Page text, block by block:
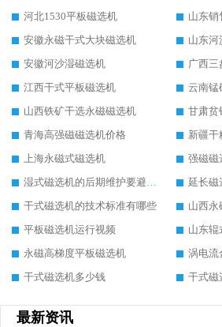
河北1530平板磁选机
山东销
安徽永磁干式大块磁选机
山东河
安徽河沙湿磁选机
广西三
江西干式平板磁选机
云南锰
山西铁矿干选永磁磁选机
甘肃贫
青海高强磁磁选机价格
新疆干
上海永磁式磁选机
湿式磁选机的后期维护要避开哪些坑
延长磁
干式磁选机的技术标准有哪些
平板磁选机运行视频
山东辊
永磁高梯度平板磁选机
涡电流
干式磁选机多少钱
干式磁
最新资讯